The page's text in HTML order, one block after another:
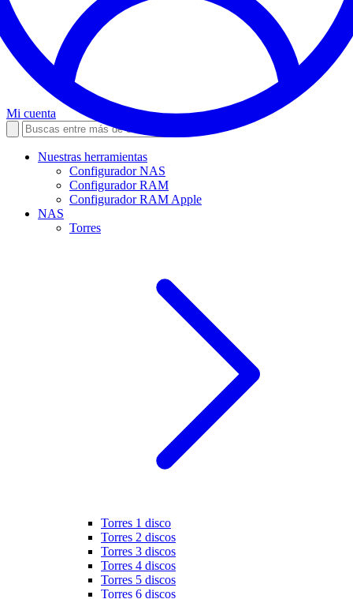
Mi cuenta
Nuestras herramientas
Configurador NAS
Configurador RAM
Configurador RAM Apple
NAS
Torres
Torres 1 disco
Torres 2 discos
Torres 3 discos
Torres 4 discos
Torres 5 discos
Torres 6 discos